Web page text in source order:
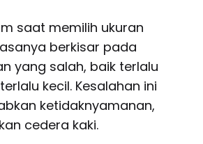
saat memilih ukuran
berkisar pada
yang salah, baik terlalu
kecil. Kesalahan ini
ketidaknyamanan,
cedera kaki.